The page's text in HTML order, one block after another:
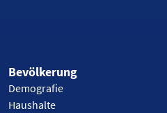
Bevölkerung
Demografie
Haushalte